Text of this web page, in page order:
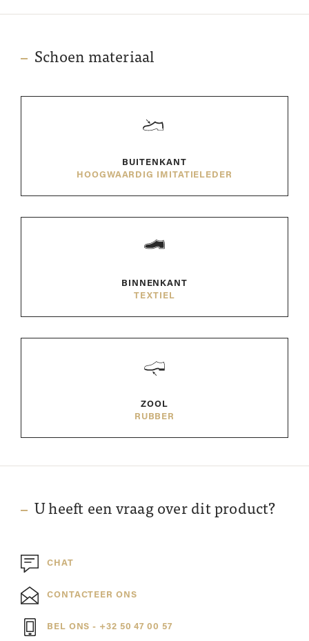
Schoen materiaal
BUITENKANT
HOOGWAARDIG IMITATIELEDER
BINNENKANT
TEXTIEL
ZOOL
RUBBER
U heeft een vraag over dit product?
CHAT
CONTACTEER ONS
BEL ONS - +32 50 47 00 57